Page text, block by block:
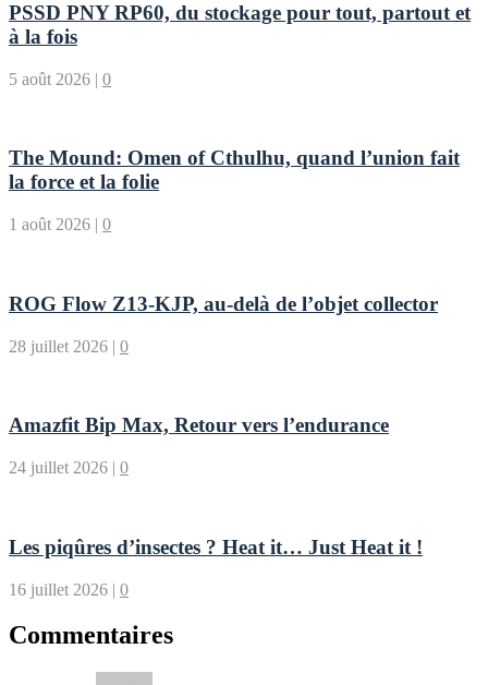
PSSD PNY RP60, du stockage pour tout, partout et
à la fois
5 août 2026 | 0
The Mound: Omen of Cthulhu, quand l’union fait
la force et la folie
1 août 2026 | 0
ROG Flow Z13-KJP, au-delà de l’objet collector
28 juillet 2026 | 0
Amazfit Bip Max, Retour vers l’endurance
24 juillet 2026 | 0
Les piqûres d’insectes ? Heat it… Just Heat it !
16 juillet 2026 | 0
Commentaires